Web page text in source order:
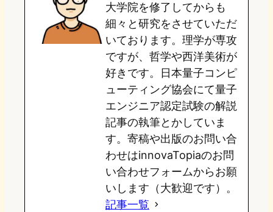
d
o
n
k
y
o
o
k
a
大学院を修了してからも
細々と研究をさせていただ
いております。理学が専攻
ですが、哲学や西洋美術が
好きです。日本量子コンピ
ューティング協会にて量子
エンジニア認定試験の解説
記事の執筆とかしていま
す。寄稿や出版のお問い合
わせはinnovaTopiaのお問
い合わせフォームからお願
いします（大歓迎です）。
記事一覧